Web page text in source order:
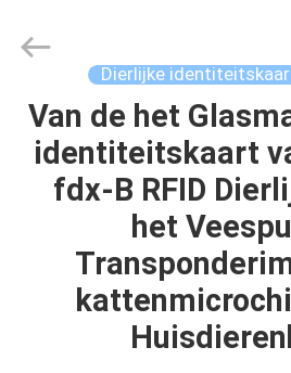
HUIS
PRODUCTEN
VIDEOS
ONGEVEER
Dierlijke
Van de het
identiteitskaart
fdx-B RFID
het